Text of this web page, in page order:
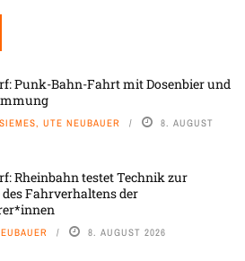
Punk-Bahn-Fahrt mit Dosenbier und
UTE NEUBAUER 8. AUGUST
Rheinbahn testet Technik zur
Fahrverhaltens der
8. AUGUST 2026